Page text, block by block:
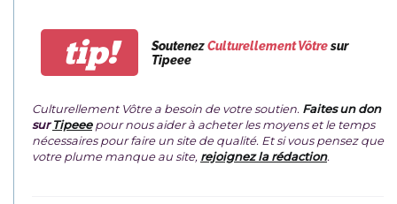
tip! SoutenezCulturellement Vôtresur
Tipeee
Culturellement Vôtre a besoin de votre soutien. Faites un don
surTipeeepour nous aider à acheter les moyens et le temps
nécessaires pour faire un site de qualité. Et si vous pensez que
votre plume manque au site, rejoignez la rédaction.